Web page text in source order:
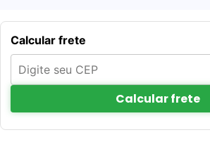
Calcular frete
Calcular frete